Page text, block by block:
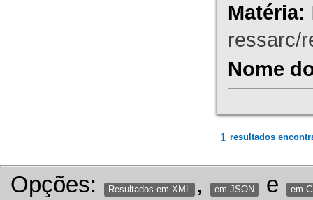
Matéria:
ressarc/
Nome
1 resultados
Opções: Resultados em XML , em JSON e em